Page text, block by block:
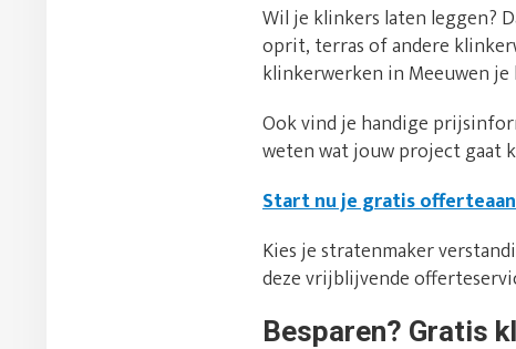
Wil je klinkers laten leggen?
oprit, terras of andere
klinkerwerken in Meeuwen
Ook vind je handige
weten wat jouw project gaat
Start nu je gratis
Kies je stratenmaker
deze vrijblijvende
Besparen? Gratis